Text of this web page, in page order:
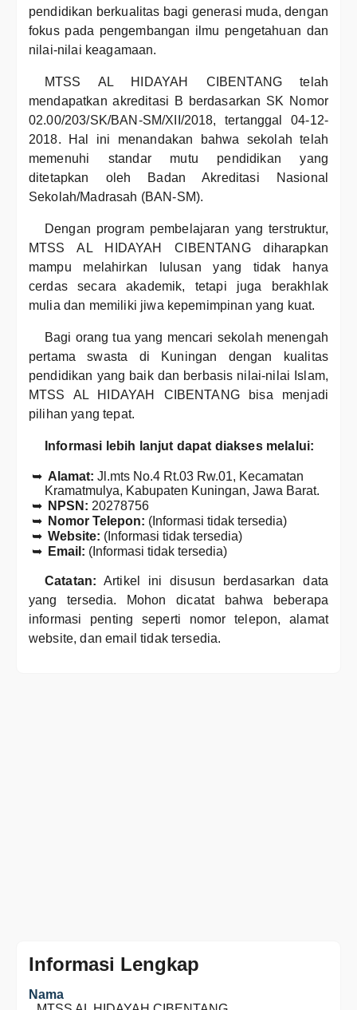
pendidikan berkualitas bagi generasi muda, dengan
fokus pada pengembangan ilmu pengetahuan dan
nilai-nilai keagamaan.
MTSS AL HIDAYAH CIBENTANG telah
mendapatkan akreditasi B berdasarkan SK Nomor
02.00/203/SK/BAN-SM/XII/2018, tertanggal 04-12-
2018. Hal ini menandakan bahwa sekolah telah
memenuhi standar mutu pendidikan yang
ditetapkan oleh Badan Akreditasi Nasional
Sekolah/Madrasah (BAN-SM).
Dengan program pembelajaran yang terstruktur,
MTSS AL HIDAYAH CIBENTANG diharapkan
mampu melahirkan lulusan yang tidak hanya
cerdas secara akademik, tetapi juga berakhlak
mulia dan memiliki jiwa kepemimpinan yang kuat.
Bagi orang tua yang mencari sekolah menengah
pertama swasta di Kuningan dengan kualitas
pendidikan yang baik dan berbasis nilai-nilai Islam,
MTSS AL HIDAYAH CIBENTANG bisa menjadi
pilihan yang tepat.
Informasi lebih lanjut dapat diakses melalui:
Alamat: Jl.mts No.4 Rt.03 Rw.01, Kecamatan
Kramatmulya, Kabupaten Kuningan, Jawa Barat.
NPSN: 20278756
Nomor Telepon: (Informasi tidak tersedia)
Website: (Informasi tidak tersedia)
Email: (Informasi tidak tersedia)
Catatan: Artikel ini disusun berdasarkan data
yang tersedia. Mohon dicatat bahwa beberapa
informasi penting seperti nomor telepon, alamat
website, dan email tidak tersedia.
Informasi Lengkap
Nama